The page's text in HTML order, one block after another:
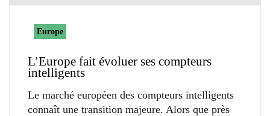
Europe
L’Europe fait évoluer ses compteurs
intelligents
Le marché européen des compteurs intelligents
connaît une transition majeure. Alors que près